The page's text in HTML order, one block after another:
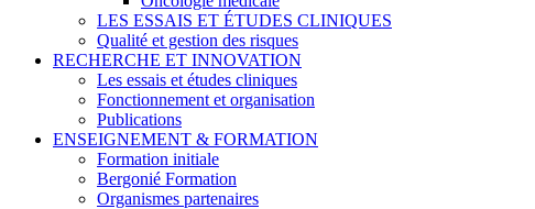
LES ESSAIS ET ÉTUDES CLINIQUES
Qualité et gestion des risques
RECHERCHE ET INNOVATION
Les essais et études cliniques
Fonctionnement et organisation
Publications
ENSEIGNEMENT & FORMATION
Formation initiale
Bergonié Formation
Organismes partenaires